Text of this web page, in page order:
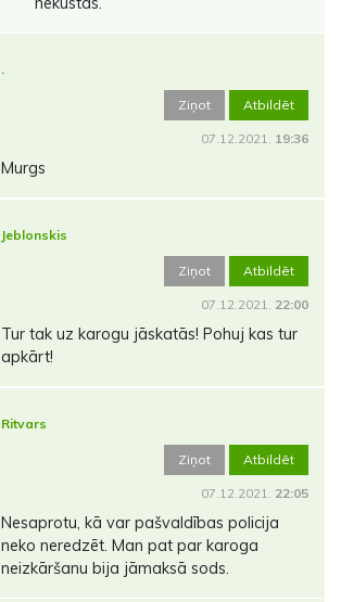
.
Ziņot Atbildēt
07.12.2021. 19:36
Murgs
Jeblonskis
Ziņot Atbildēt
07.12.2021. 22:00
Tur tak uz karogu jāskatās! Pohuj kas tur
apkārt!
Ritvars
Ziņot Atbildēt
07.12.2021. 22:05
Nesaprotu, kā var pašvaldības policija
neko neredzēt. Man pat par karoga
neizkāršanu bija jāmaksā sods.